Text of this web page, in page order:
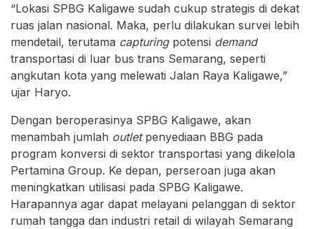
“Lokasi SPBG Kaligawe sudah cukup strategis di dekat
ruas jalan nasional. Maka, perlu dilakukan survei lebih
mendetail, terutama capturingpotensi demand
transportasi di luar bus trans Semarang, seperti
angkutan kota yang melewati Jalan Raya Kaligawe,”
ujar Haryo.
Dengan beroperasinya SPBG Kaligawe, akan
menambah jumlah outletpenyediaan BBG pada
program konversi di sektor transportasi yang dikelola
Pertamina Group. Ke depan, perseroan juga akan
meningkatkan utilisasi pada SPBG Kaligawe.
Harapannya agar dapat melayani pelanggan di sektor
rumah tangga dan industri retail di wilayah Semarang